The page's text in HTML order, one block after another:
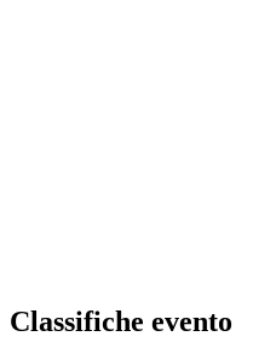
Classifiche evento